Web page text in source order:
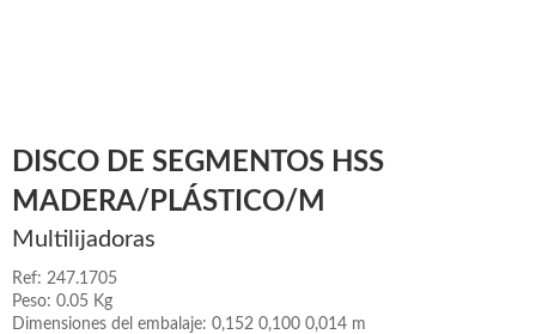
DISCO DE SEGMENTOS HSS
MADERA/PLÁSTICO/M
Multilijadoras
Ref: 247.1705
Peso: 0.05 Kg
Dimensiones del embalaje: 0,152 0,100 0,014 m